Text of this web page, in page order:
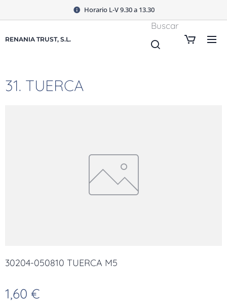
Horario L-V 9.30 a 13.30
RENANIA TRUST, S.L.
Buscar
31. TUERCA
30204-050810 TUERCA M5
1,60 €